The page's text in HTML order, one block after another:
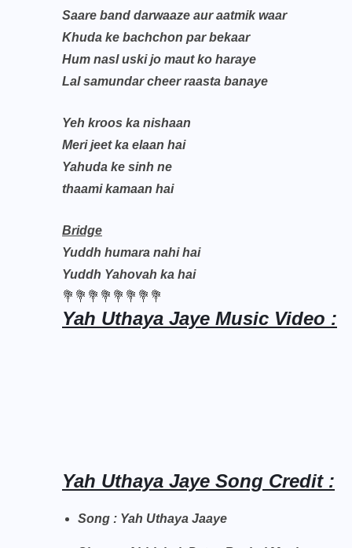
Saare band darwaaze aur aatmik waar
Khuda ke bachchon par bekaar
Hum nasl uski jo maut ko haraye
Lal samundar cheer raasta banaye
Yeh kroos ka nishaan
Meri jeet ka elaan hai
Yahuda ke sinh ne
thaami kamaan hai
Bridge
Yuddh humara nahi hai
Yuddh Yahovah ka hai
💐💐💐💐💐💐💐💐
Yah Uthaya Jaye Music Video :
Yah Uthaya Jaye Song Credit :
Song : Yah Uthaya Jaaye